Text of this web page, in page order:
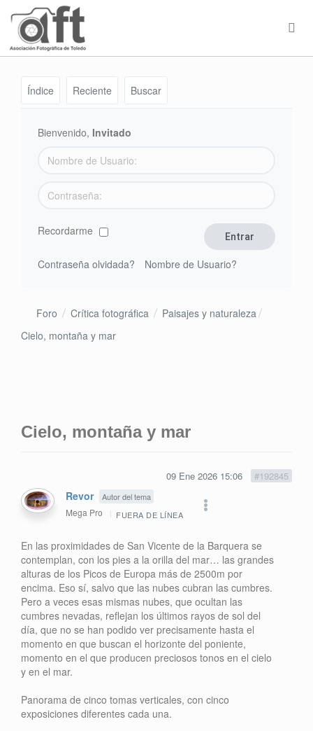
Índice Reciente Buscar
Bienvenido, Invitado
Recordarme
Contraseña olvidada? Nombre de Usuario?
Foro Crítica fotográfica
Paisajes y naturaleza
Cielo, montaña y mar
Cielo, montaña y mar
09 Ene 2026 15:06 #192845
Revor Autor del tema
Mega Pro FUERA DE LÍNEA
En las proximidades de San Vicente de la Barquera se
contemplan, con los pies a la orilla del mar… las grandes
alturas de los Picos de Europa más de 2500m por
encima. Eso sí, salvo que las nubes cubran las cumbres.
Pero a veces esas mismas nubes, que ocultan las
cumbres nevadas, reflejan los últimos rayos de sol del
día, que no se han podido ver precisamente hasta el
momento en que buscan el horizonte del poniente,
momento en el que producen preciosos tonos en el cielo
y en el mar.
Panorama de cinco tomas verticales, con cinco
exposiciones diferentes cada una.